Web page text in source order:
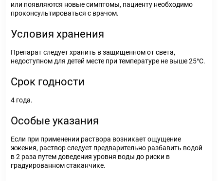
или появляются новые симптомы, пациенту необходимо
проконсультироваться с врачом.
Условия хранения
Препарат следует хранить в защищенном от света,
недоступном для детей месте при температуре не выше 25°С.
Срок годности
4 года.
Особые указания
Если при применении раствора возникает ощущение
жжения, раствор следует предварительно разбавить водой
в 2 раза путем доведения уровня воды до риски в
градуированном стаканчике.